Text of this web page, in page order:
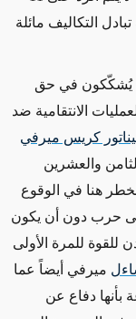
التكاليف مائلة
يُشكّكون في حق
الانتقامية ضد
كريس ميرفي
والعشرين
هنا في الوقوع
حرب دون أن يكون
للقوة للمرة الأولى
ميرفي أيضاً عما
بأنها دفاع عن